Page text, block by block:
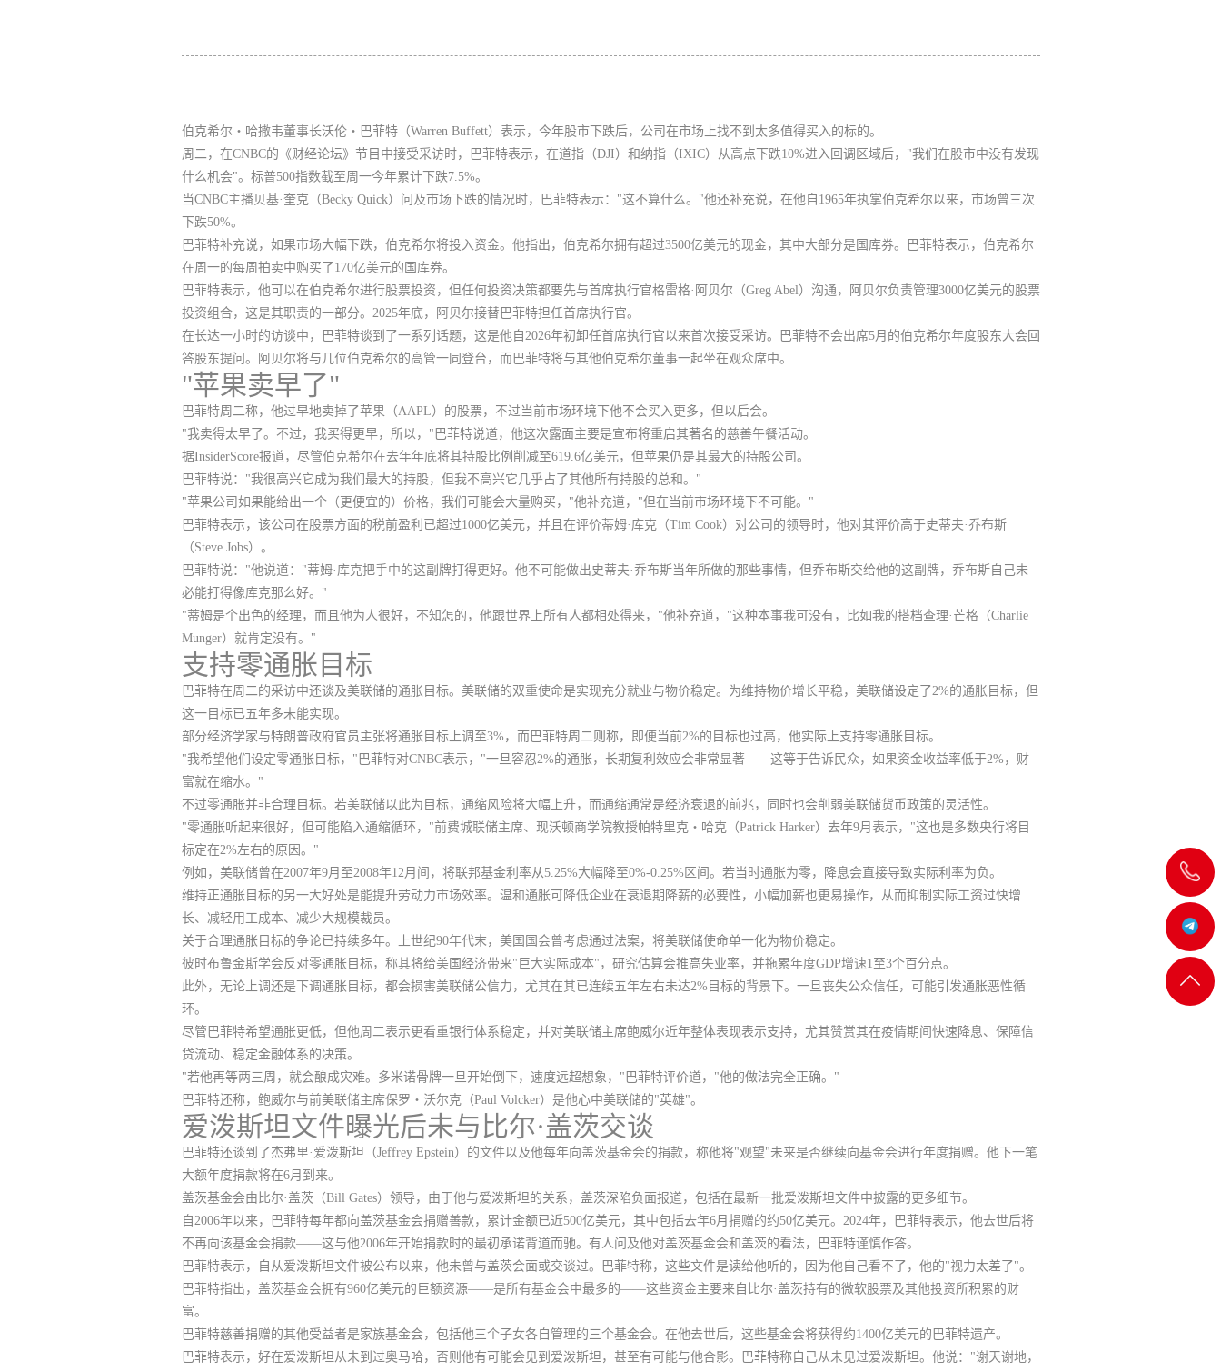
飞
机
客服
返回
伯克希尔・哈撒韦董事长沃伦・巴菲特（Warren Buffett）表示，今年股市下跌后， 公司在市场上找不到太多值得买入的标的。
周二，在CNBC的《财经论坛》节目中接受采访时，巴菲特表示，在道指（DJI）和纳指（IXIC）从高点下跌10%进入回调区域后，"我们在股市中没有发现
什么机会"。标普500指数截至周一今年累计下跌7.5%。
当CNBC主播贝基·奎克（Becky Quick）问及市场下跌的情况时，巴菲特表示："这不算什么。"他还补充说，在他自1965年执掌伯克希尔以来，市场曾三次
下跌50%。
巴菲特补充说， 如果市场大幅下跌，伯克希尔将投入资金。 他指出，伯克希尔拥有超过3500亿美元的现金，其中大部分是国库券。巴菲特表示， 伯克希尔
在周一的每周拍卖中购买了170亿美元的国库券。
巴菲特表示，他可以在伯克希尔进行股票投资，但任何投资决策都要先与首席执行官格雷格·阿贝尔（Greg Abel）沟通，阿贝尔负责管理3000亿美元的股票
投资组合，这是其职责的一部分。2025年底，阿贝尔接替巴菲特担任首席执行官。
在长达一小时的访谈中，巴菲特谈到了一系列话题，这是他自2026年初卸任首席执行官以来首次接受采访。巴菲特不会出席5月的伯克希尔年度股东大会回
答股东提问。阿贝尔将与几位伯克希尔的高管一同登台，而巴菲特将与其他伯克希尔董事一起坐在观众席中。
"苹果卖早了"
巴菲特周二称，他过早地卖掉了苹果（AAPL）的股票，不过当前市场环境下他不会买入更多，但以后会。
"我卖得太早了。不过，我买得更早，所以，"巴菲特说道，他这次露面主要是宣布将重启其著名的慈善午餐活动。
据InsiderScore报道，尽管伯克希尔在去年年底将其持股比例削减至619.6亿美元，但苹果仍是其最大的持股公司。
巴菲特说："我很高兴它成为我们最大的持股，但我不高兴它几乎占了其他所有持股的总和。"
"苹果公司如果能给出一个（更便宜的）价格，我们可能会大量购买，"他补充道，"但在当前市场环境下不可能。"
巴菲特表示，该公司在股票方面的税前盈利已超过1000亿美元，并且在评价蒂姆·库克（Tim Cook）对公司的领导时，他对其评价高于史蒂夫·乔布斯
（Steve Jobs）。
巴菲特说："他说道："蒂姆·库克把手中的这副牌打得更好。他不可能做出史蒂夫·乔布斯当年所做的那些事情，但乔布斯交给他的这副牌，乔布斯自己未
必能打得像库克那么好。"
"蒂姆是个出色的经理，而且他为人很好，不知怎的，他跟世界上所有人都相处得来，"他补充道，"这种本事我可没有，比如我的搭档查理·芒格（Charlie
Munger）就肯定没有。"
支持零通胀目标
巴菲特在周二的采访中还谈及美联储的通胀目标。美联储的双重使命是实现充分就业与物价稳定。为维持物价增长平稳，美联储设定了2%的通胀目标，但
这一目标已五年多未能实现。
部分经济学家与特朗普政府官员主张将通胀目标上调至3%，而巴菲特周二则称，
即便当前2%的目标也过高，他实际上支持零通胀目标。
"我希望他们设定零通胀目标，"巴菲特对CNBC表示，"一旦容忍2%的通胀，长期复利效应会非常显著——这等于告诉民众，如果资金收益率低于2%，财
富就在缩水。"
不过零通胀并非合理目标。若美联储以此为目标，通缩风险将大幅上升，而通缩通常是经济衰退的前兆，同时也会削弱美联储货币政策的灵活性。
"零通胀听起来很好，但可能陷入通缩循环，"前费城联储主席、现沃顿商学院教授帕特里克・哈克（Patrick Harker）去年9月表示，"这也是多数央行将目
标定在2%左右的原因。"
例如，美联储曾在2007年9月至2008年12月间，将联邦基金利率从5.25%大幅降至0%-0.25%区间。若当时通胀为零，降息会直接导致实际利率为负。
维持正通胀目标的另一大好处是能提升劳动力市场效率。温和通胀可降低企业在衰退期降薪的必要性，小幅加薪也更易操作，从而抑制实际工资过快增
长、减轻用工成本、减少大规模裁员。
关于合理通胀目标的争论已持续多年。上世纪90年代末，美国国会曾考虑通过法案，将美联储使命单一化为物价稳定。
彼时布鲁金斯学会反对零通胀目标，称其将给美国经济带来"巨大实际成本"，研究估算会推高失业率，并拖累年度GDP增速1至3个百分点。
此外，无论上调还是下调通胀目标，都会损害美联储公信力，尤其在其已连续五年左右未达2%目标的背景下。一旦丧失公众信任，可能引发通胀恶性循
环。
尽管巴菲特希望通胀更低，但他周二表示更看重银行体系稳定 ，并对美联储主席鲍威尔近年整体表现表示支持，尤其赞赏其在疫情期间快速降息、保障信
贷流动、稳定金融体系的决策。
"若他再等两三周，就会酿成灾难。多米诺骨牌一旦开始倒下，速度远超想象，"巴菲特评价道，"他的做法完全正确。"
巴菲特还称， 鲍威尔与前美联储主席保罗・沃尔克（Paul Volcker）是他心中美联储的"英雄"。
爱泼斯坦文件曝光后未与比尔·盖茨交谈
巴菲特还谈到了杰弗里·爱泼斯坦（Jeffrey Epstein）的文件以及他每年向盖茨基金会的捐款，称他将"观望"未来是否继续向基金会进行年度捐赠。 他下一笔
大额年度捐款将在6月到来。
盖茨基金会由比尔·盖茨（Bill Gates）领导，由于他与爱泼斯坦的关系，盖茨深陷负面报道，包括在最新一批爱泼斯坦文件中披露的更多细节。
自2006年以来，巴菲特每年都向盖茨基金会捐赠善款，累计金额已近500亿美元，其中包括去年6月捐赠的约50亿美元。2024年，巴菲特表示， 他去世后将
不再向该基金会捐款——这与他2006年开始捐款时的最初承诺背道而驰。有人问及他对盖茨基金会和盖茨的看法，巴菲特谨慎作答。
巴菲特表示，自从爱泼斯坦文件被公布以来， 他未曾与盖茨会面或交谈过。巴菲特称，这些文件是读给他听的，因为他自己看不了，他的"视力太差了"。
巴菲特指出，盖茨基金会拥有960亿美元的巨额资源——是所有基金会中最多的——这些资金主要来自比尔·盖茨持有的微软股票及其他投资所积累的财
富。
巴菲特慈善捐赠的其他受益者是家族基金会，包括他三个子女各自管理的三个基金会。在他去世后，这些基金会将获得约1400亿美元的巴菲特遗产。
巴菲特表示，好在爱泼斯坦从未到过奥马哈，否则他有可能会见到爱泼斯坦，甚至有可能与他合影。巴菲特称自己从未见过爱泼斯坦。他说："谢天谢地，